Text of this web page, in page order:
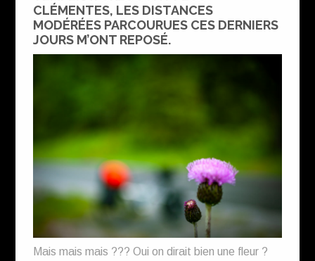
CLÉMENTES, LES DISTANCES
MODÉRÉES PARCOURUES CES DERNIERS
JOURS M’ONT REPOSÉ.
Mais mais mais ??? Oui on dirait bien une fleur ?